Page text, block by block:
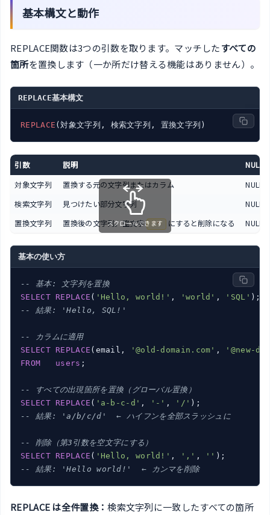
基本構文と動作
REPLACE関数は3つの引数を取ります。マッチしたすべての
箇所を置換します（一か所だけ替える機能はありません）。
REPLACE基本構文
REPLACE
引数 説明
NULL
対象文字列
置換する元の文字列またはカラム
NULL
検索文字列
見つけたい部分文字列
NULL
置換文字列
置換後の文字列。空文字 '' にすると削除になる NULL
スクロールできます
基本の使い方
-- 基本: 文字列を置換
SELECT
REPLACE ( 'Hello, world!' , 'world' , 'SQL'
-- 結果: 'Hello, SQL!'
-- カラムに適用
SELECT
REPLACE (email, '@old-domain.com' ,
'@new-
FROM
users ;
-- すべての出現箇所を置換（グローバル置換）
SELECT
REPLACE ( 'a-b-c-d' , '-' , '/'
-- 結果: 'a/b/c/d'  ← ハイフンを全部スラッシュに
-- 削除（第3引数を空文字にする）
SELECT
REPLACE ( 'Hello, world!' , ',' , ''
-- 結果: 'Hello world!'  ← カンマを削除
REPLACE は全件置換：検索文字列に一致したすべての箇所